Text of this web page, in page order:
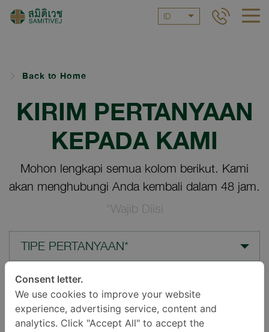
ID
Back to Home
KIRIM PERTANYAAN
KEPADA KAMI
Mohon lengkapi semua kolom berikut. Kami
akan menghubungi Anda kembali dalam 48 jam.
*Wajib Diisi
TIPE PERTANYAAN*
LOKASI*
Consent letter.
We use cookies to improve your website
experience, advertising service, content and
analytics. Click "Accept All" to accept the